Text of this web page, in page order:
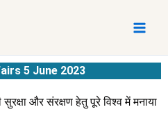
5 June 2023
सुरक्षा और संरक्षण हेतु पूरे विश्व में मनाया